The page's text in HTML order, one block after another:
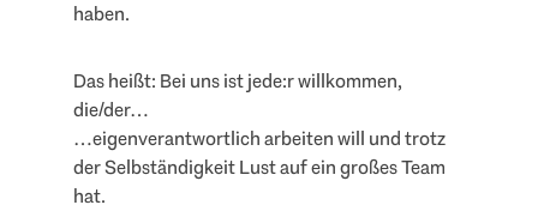
haben.
Das heißt: Bei uns ist jede:r willkommen,
die/der…
…eigenverantwortlich arbeiten will und trotz
der Selbständigkeit Lust auf ein großes Team
hat.